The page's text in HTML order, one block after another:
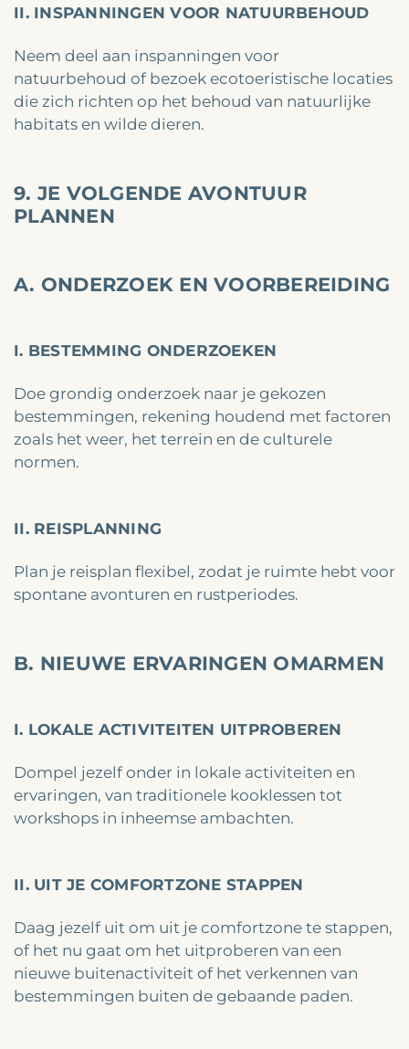
II. INSPANNINGEN VOOR NATUURBEHOUD
Neem deel aan inspanningen voor
natuurbehoud of bezoek ecotoeristische locaties
die zich richten op het behoud van natuurlijke
habitats en wilde dieren.
9. JE VOLGENDE AVONTUUR
PLANNEN
A. ONDERZOEK EN VOORBEREIDING
I. BESTEMMING ONDERZOEKEN
Doe grondig onderzoek naar je gekozen
bestemmingen, rekening houdend met factoren
zoals het weer, het terrein en de culturele
normen.
II. REISPLANNING
Plan je reisplan flexibel, zodat je ruimte hebt voor
spontane avonturen en rustperiodes.
B. NIEUWE ERVARINGEN OMARMEN
I. LOKALE ACTIVITEITEN UITPROBEREN
Dompel jezelf onder in lokale activiteiten en
ervaringen, van traditionele kooklessen tot
workshops in inheemse ambachten.
II. UIT JE COMFORTZONE STAPPEN
Daag jezelf uit om uit je comfortzone te stappen,
of het nu gaat om het uitproberen van een
nieuwe buitenactiviteit of het verkennen van
bestemmingen buiten de gebaande paden.